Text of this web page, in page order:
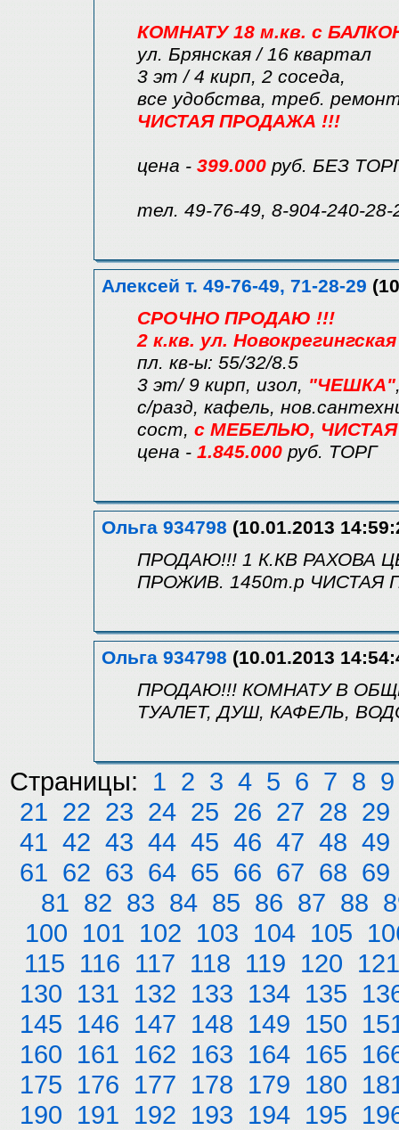
КОМНАТУ 18 м.кв. с
ул. Брянская / 16 квартал
3 эт / 4 кирп, 2 соседа,
все удобства, треб.
ЧИСТАЯ ПРОДАЖА !!!
цена - 399.000 руб. БЕЗ
тел. 49-76-49, 8-904-240-28-
Алексей т. 49-76-49, 71-28-29
СРОЧНО ПРОДАЮ !!!
2 к.кв. ул.
пл. кв-ы: 55/32/8.5
3 эт/ 9 кирп, изол, "ЧЕШКА"
с/разд, кафель,
сост, с МЕБЕЛЬЮ,
цена - 1.845.000 руб. ТОРГ
Ольга 934798 (10.01.2013
ПРОДАЮ!!! 1 К.КВ РАХОВА
ПРОЖИВ. 1450т.р ЧИСТАЯ
Ольга 934798 (10.01.2013
ПРОДАЮ!!! КОМНАТУ В
ТУАЛЕТ, ДУШ, КАФЕЛЬ,
Страницы: 1 2 3 4 5 6 7 8 9
21 22 23 24 25 26 27 28 29
41 42 43 44 45 46 47 48 49
61 62 63 64 65 66 67 68 69
81 82 83 84 85 86 87 88
100 101 102 103 104 105
115 116 117 118 119 120 121
130 131 132 133 134 135
145 146 147 148 149 150
160 161 162 163 164 165
175 176 177 178 179 180
190 191 192 193 194 195